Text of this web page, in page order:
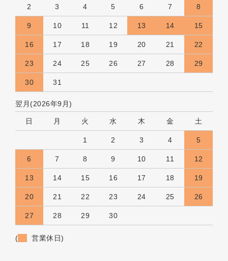
2 3 4 5 6 7 8
9 10 11 12 13 14 15
16 17 18 19 20 21 22
23 24 25 26 27 28 29
30 31
翌月(2026年9月)
日 月 火 水 木 金 土
1 2 3 4 5
6 7 8 9 10 11 12
13 14 15 16 17 18 19
20 21 22 23 24 25 26
27 28 29 30
( 営業休日)